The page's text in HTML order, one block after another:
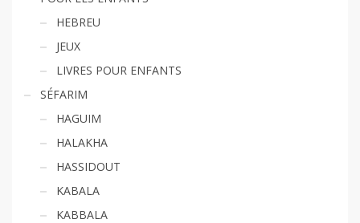
HEBREU
JEUX
LIVRES POUR ENFANTS
SÉFARIM
HAGUIM
HALAKHA
HASSIDOUT
KABALA
KABBALA